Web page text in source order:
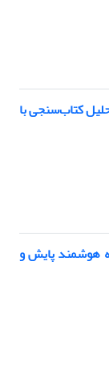
کتاب‌سنجی با
هوشمند پایش و